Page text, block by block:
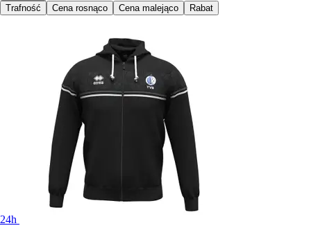
Trafność
Cena rosnąco Cena malejąco Rabat
24h